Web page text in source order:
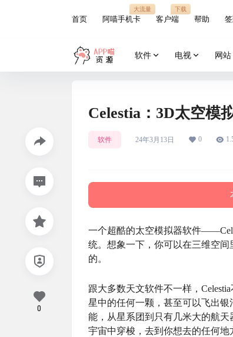
首页 阿喵手机卡
大流量
客户端
下载
帮助
软件 电视 网站
Celestia：3D太空模
软件 24年3月13日 0
一个超酷的太空模拟器软件
统。想象一下，你可以在三维空
的。
跟大多数天文软件不一样，
星中的任何一颗，甚至可以飞出
能，从星系团到只有几米大的航
宇宙中穿梭，去到你想去的任何地
0